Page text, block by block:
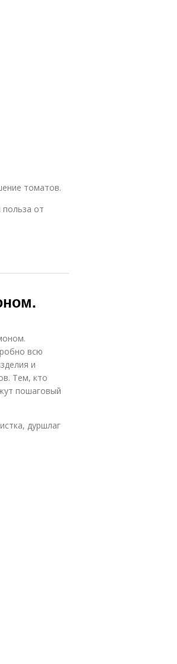
томатов.
от
всю
и
Тем, кто
пошаговый
дуршлаг